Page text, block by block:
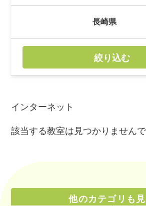
絞り込む
インターネット
該当する教室は見つかりませんで
他のカテゴリも